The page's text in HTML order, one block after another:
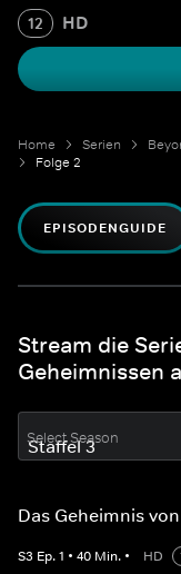
12 HD
Home Serien
Folge 2
EPISODENGUIDE
Stream die
Geheimnissen
Select Season
Das Geheimnis
S3 Ep.1 • 40 Min. • HD